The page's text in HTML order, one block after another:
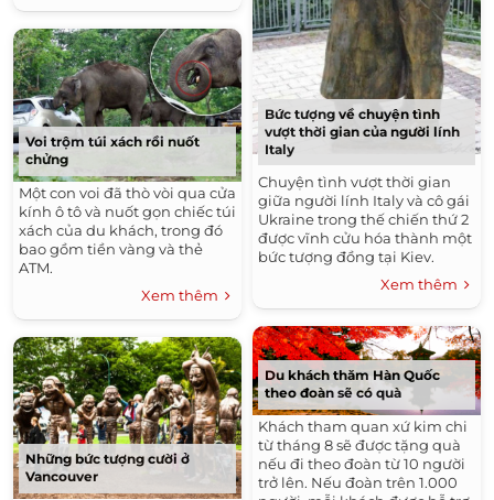
Voi trộm túi xách rồi nuốt
chửng
Một con voi đã thò vòi qua cửa
kính ô tô và nuốt gọn chiếc túi
xách của du khách, trong đó
bao gồm tiền vàng và thẻ
ATM.
Xem thêm
Những bức tượng cười ở
Vancouver
Bức tượng về chuyện tình
vượt thời gian của người lính
Italy
Chuyện tình vượt thời gian
giữa người lính Italy và cô gái
Ukraine trong thế chiến thứ 2
được vĩnh cửu hóa thành một
bức tượng đồng tại Kiev.
Xem thêm
Du khách thăm Hàn Quốc
theo đoàn sẽ có quà
Khách tham quan xứ kim chi
từ tháng 8 sẽ được tặng quà
nếu đi theo đoàn từ 10 người
trở lên. Nếu đoàn trên 1.000